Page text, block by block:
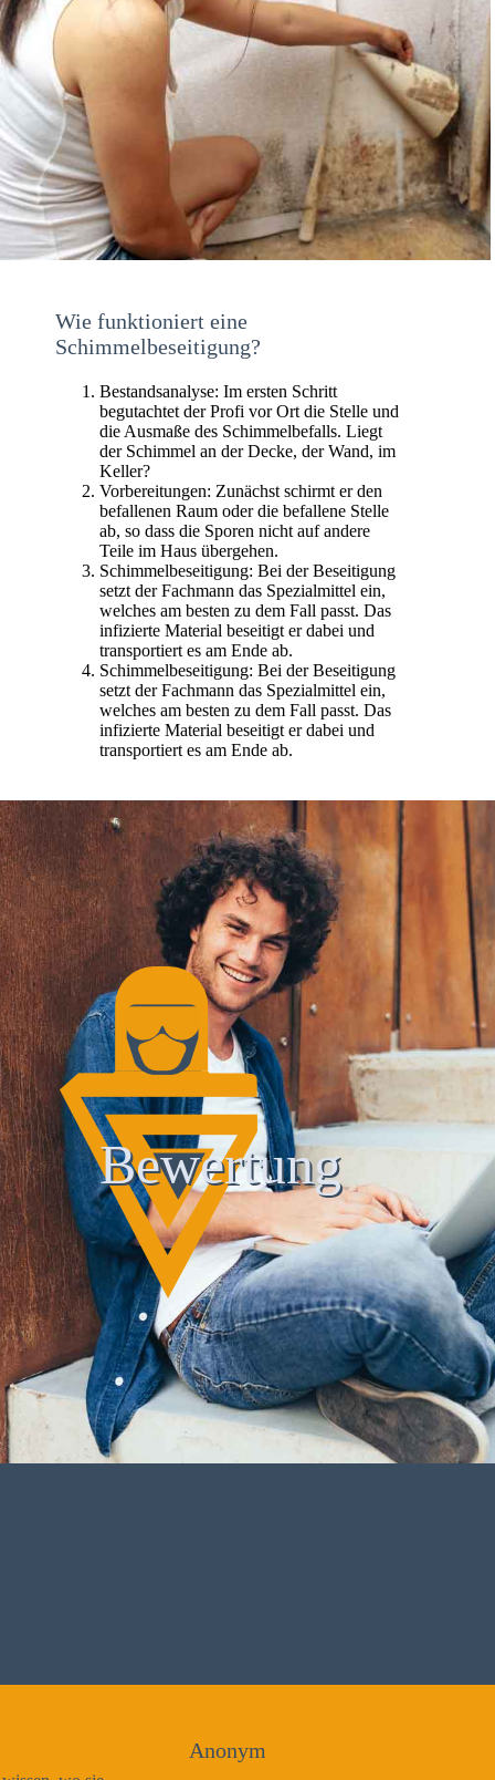
Wie funktioniert eine
Schimmelbeseitigung?
Bestandsanalyse: Im ersten Schritt
begutachtet der Profi vor Ort die Stelle und
die Ausmaße des Schimmelbefalls. Liegt
der Schimmel an der Decke, der Wand, im
Keller?
Vorbereitungen: Zunächst schirmt er den
befallenen Raum oder die befallene Stelle
ab, so dass die Sporen nicht auf andere
Teile im Haus übergehen.
Schimmelbeseitigung: Bei der Beseitigung
setzt der Fachmann das Spezialmittel ein,
welches am besten zu dem Fall passt. Das
infizierte Material beseitigt er dabei und
transportiert es am Ende ab.
Schimmelbeseitigung: Bei der Beseitigung
setzt der Fachmann das Spezialmittel ein,
welches am besten zu dem Fall passt. Das
infizierte Material beseitigt er dabei und
transportiert es am Ende ab.
Bewertung